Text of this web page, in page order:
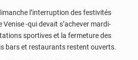
l’interruption des festivités
-qui devait s’achever mardi-
sportives et la fermeture des
bars et restaurants restent ouverts.